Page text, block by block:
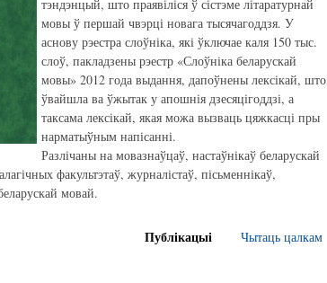
тэндэнцый, што праявіліся ў сістэме літаратурнай
мовы ў першай чвэрці новага тысячагоддзя. У
аснову рэестра слоўніка, які ўключае каля 150 тыс.
слоў, пакладзены рэестр «Слоўніка беларускай
мовы» 2012 года выдання, дапоўнены лексікай, што
ўвайшла ва ўжытак у апошнія дзесяцігоддзі, а
таксама лексікай, якая можа вызваць цяжкасці пры
нарматыўным напісанні.
Разлічаны на мовазнаўцаў, настаўнікаў беларускай
факультэтаў, журналістаў, пісьменнікаў,
мовай.
Публікацыі Чытаць цалкам